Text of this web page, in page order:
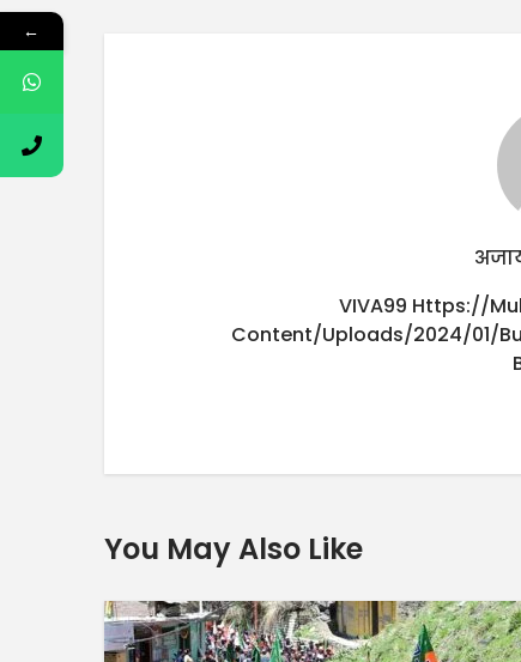
VIVA99 Https://
Content/uploads/2024/01/
You May Also Like
←